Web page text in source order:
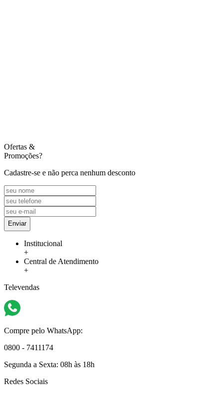
Ofertas &
Promoções?
Cadastre-se e não perca nenhum desconto
Enviar
Institucional
+
Central de Atendimento
+
Televendas
Compre pelo WhatsApp:
0800 - 7411174
Segunda a Sexta: 08h às 18h
Redes Sociais